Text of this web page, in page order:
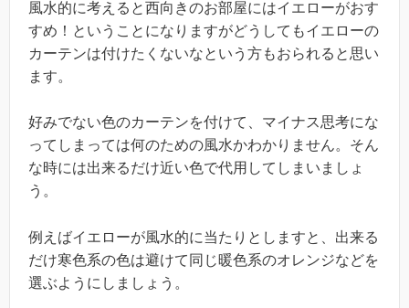
風水的に考えると西向きのお部屋にはイエローがおす
すめ！ということになりますがどうしてもイエローの
カーテンは付けたくないなという方もおられると思い
ます。
好みでない色のカーテンを付けて、マイナス思考にな
ってしまっては何のための風水かわかりません。そん
な時には出来るだけ近い色で代用してしまいましょ
う。
例えばイエローが風水的に当たりとしますと、出来る
だけ寒色系の色は避けて同じ暖色系のオレンジなどを
選ぶようにしましょう。